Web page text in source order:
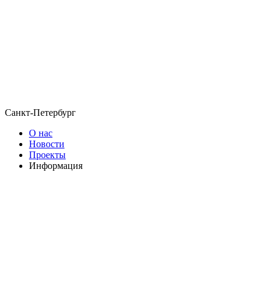
Санкт-Петербург
О нас
Новости
Проекты
Информация